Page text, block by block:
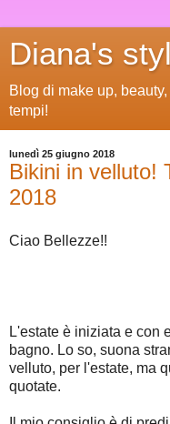
Diana's
Blog di make up,
tempi!
lunedì 25 giugno 2018
Bikini in velluto!
2018
Ciao Bellezze!!
L'estate è iniziata e con
bagno. Lo so, suona
velluto, per l'estate, ma
quotate.